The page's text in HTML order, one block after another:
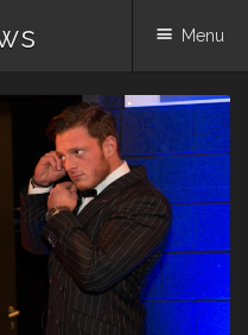
Menu